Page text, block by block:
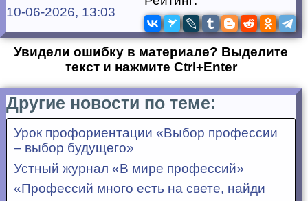
10-06-2026, 13:03
Увидели ошибку в материале? Выделите
текст и нажмите Ctrl+Enter
Другие новости по теме:
Урок профориентации «Выбор профессии
– выбор будущего»
Устный журнал «В мире профессий»
«Профессий много есть на свете, найди